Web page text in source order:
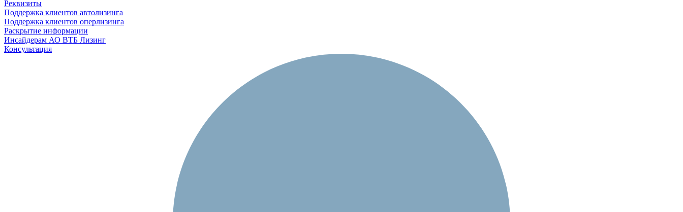
Реквизиты
Поддержка клиентов автолизинга
Поддержка клиентов оперлизинга
Раскрытие информации
Инсайдерам АО ВТБ Лизинг
Консультация